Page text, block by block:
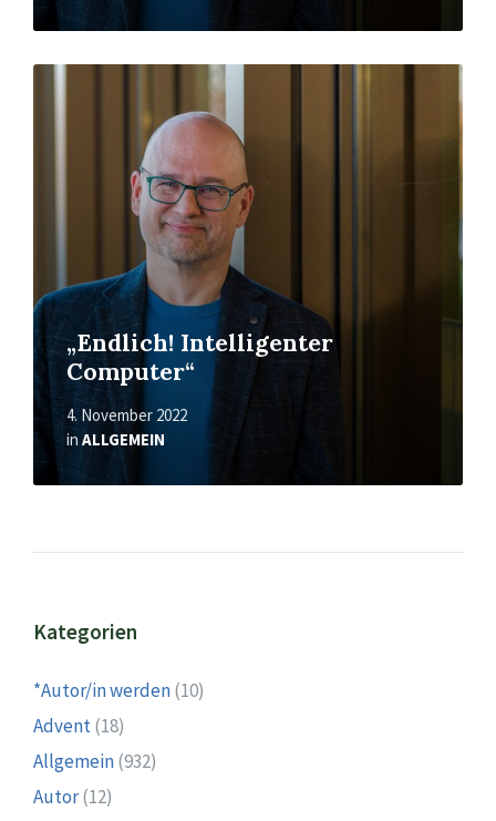
„Endlich! Intelligenter
Computer“
4. November 2022
in ALLGEMEIN
Mehr
Kategorien
*Autor/in werden(10)
Advent(18)
Allgemein(932)
Autor(12)